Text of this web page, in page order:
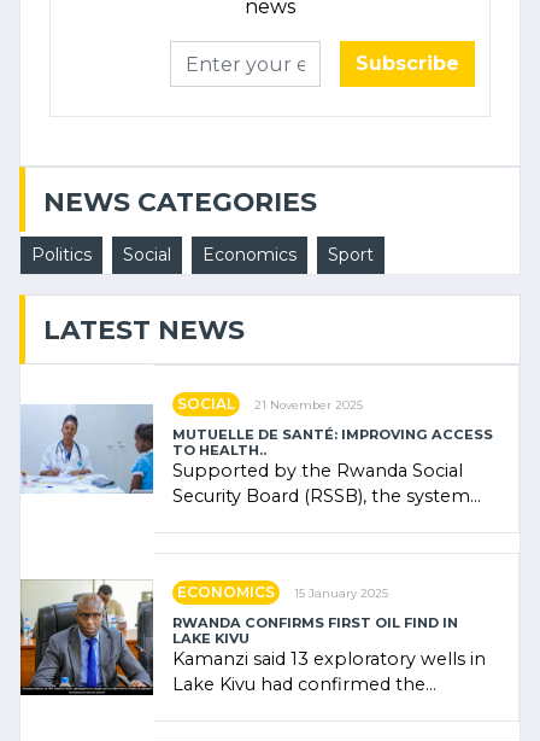
news
Subscribe
NEWS CATEGORIES
Politics Social Economics Sport
LATEST NEWS
SOCIAL 21 November 2025
MUTUELLE DE SANTÉ: IMPROVING ACCESS
TO HEALTH..
Supported by the Rwanda Social
Security Board (RSSB), the system
ECONOMICS 15 January 2025
RWANDA CONFIRMS FIRST OIL FIND IN
LAKE KIVU
Kamanzi said 13 exploratory wells in
Lake Kivu had confirmed the